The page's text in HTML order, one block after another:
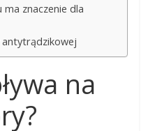
znaczenie dla
antytrądzikowej
na